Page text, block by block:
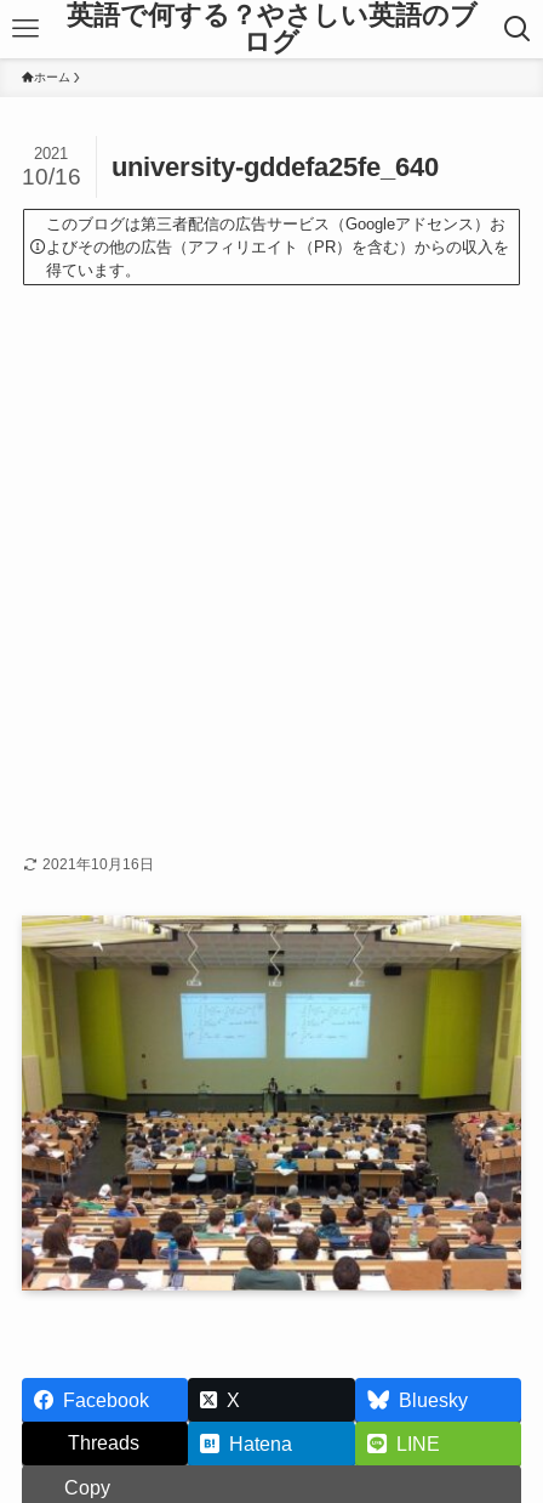
英語で何する？やさしい英語のブ
ログ
ホーム
university-gddefa25fe_640
2021
10/16
このブログは第三者配信の広告サービス（Googleアドセンス）お
よびその他の広告（アフィリエイト（PR）を含む）からの収入を
得ています。
2021年10月16日
Facebook X
Bluesky
Threads
Hatena
LINE
Copy